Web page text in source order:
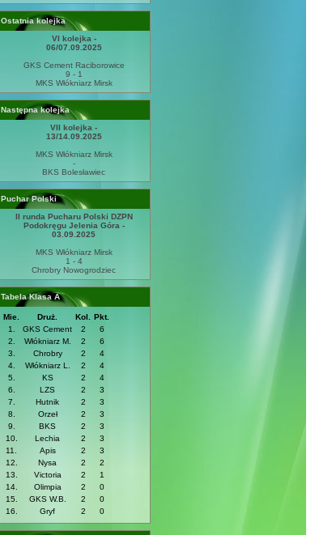
Ostatnia kolejka
VI kolejka -
06/07.09.2025
GKS Cement Raciborowice
9 - 1
MKS Włókniarz Mirsk
Następna kolejka
VII kolejka -
13/14.09.2025
MKS Włókniarz Mirsk
-
BKS Bolesławiec
Puchar Polski
II runda Pucharu Polski DZPN
Podokręgu Jelenia Góra -
03.09.2025
MKS Włókniarz Mirsk
1 - 4
Chrobry Nowogrodziec
Tabela Klasa A
Mie. Druż. Kol.
Pkt.
1.
GKS Cement 2
6
2.
Włókniarz M. 2
6
3.
Chrobry 2
4
4.
Włókniarz L. 2
4
5.
KS 2
4
6.
LZS 2
3
7.
Hutnik 2
3
8.
Orzeł 2
3
9.
BKS 2
3
10.
Lechia 2
3
11.
Apis 2
3
12.
Nysa 2
2
13.
Victoria 2
1
14.
Olimpia 2
0
15.
GKS W.B. 2
0
16.
Gryf 2 0